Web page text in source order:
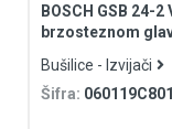
BOSCH GSB 24-
brzosteznom
Bušilice - Izvijači
Šifra: 060119C801